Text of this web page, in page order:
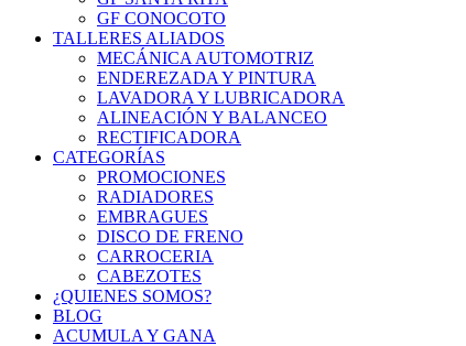
GF CONOCOTO
TALLERES ALIADOS
MECÁNICA AUTOMOTRIZ
ENDEREZADA Y PINTURA
LAVADORA Y LUBRICADORA
ALINEACIÓN Y BALANCEO
RECTIFICADORA
CATEGORÍAS
PROMOCIONES
RADIADORES
EMBRAGUES
DISCO DE FRENO
CARROCERIA
CABEZOTES
¿QUIENES SOMOS?
BLOG
ACUMULA Y GANA